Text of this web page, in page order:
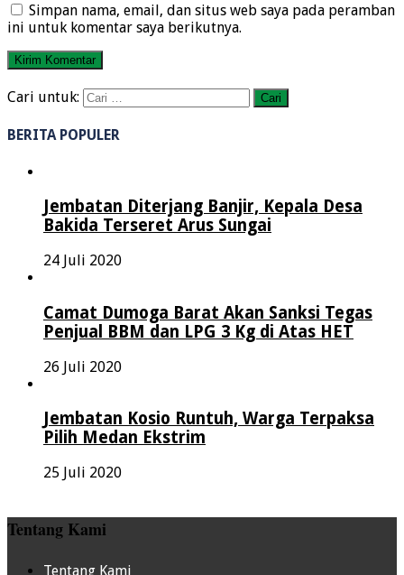
Simpan nama, email, dan situs web saya pada peramban
ini untuk komentar saya berikutnya.
Cari untuk:
BERITA POPULER
Jembatan Diterjang Banjir, Kepala Desa
Bakida Terseret Arus Sungai
24 Juli 2020
Camat Dumoga Barat Akan Sanksi Tegas
Penjual BBM dan LPG 3 Kg di Atas HET
26 Juli 2020
Jembatan Kosio Runtuh, Warga Terpaksa
Pilih Medan Ekstrim
25 Juli 2020
Tentang Kami
Tentang Kami